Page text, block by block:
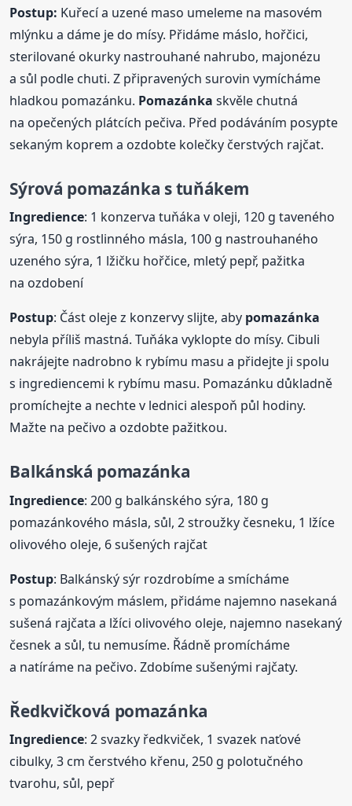
Postup: Kuřecí a uzené maso umeleme na masovém
mlýnku a dáme je do mísy. Přidáme máslo, hořčici,
sterilované okurky nastrouhané nahrubo, majonézu
a sůl podle chuti. Z připravených surovin vymícháme
hladkou pomazánku. Pomazánka skvěle chutná
na opečených plátcích pečiva. Před podáváním posypte
sekaným koprem a ozdobte kolečky čerstvých rajčat.
Sýrová pomazánka s tuňákem
Ingredience: 1 konzerva tuňáka v oleji, 120 g taveného
sýra, 150 g rostlinného másla, 100 g nastrouhaného
uzeného sýra, 1 lžičku hořčice, mletý pepř, pažitka
na ozdobení
Postup: Část oleje z konzervy slijte, aby pomazánka
nebyla příliš mastná. Tuňáka vyklopte do mísy. Cibuli
nakrájejte nadrobno k rybímu masu a přidejte ji spolu
s ingrediencemi k rybímu masu. Pomazánku důkladně
promíchejte a nechte v lednici alespoň půl hodiny.
Mažte na pečivo a ozdobte pažitkou.
Balkánská pomazánka
Ingredience: 200 g balkánského sýra, 180 g
pomazánkového másla, sůl, 2 stroužky česneku, 1 lžíce
olivového oleje, 6 sušených rajčat
Postup: Balkánský sýr rozdrobíme a smícháme
s pomazánkovým máslem, přidáme najemno nasekaná
sušená rajčata a lžíci olivového oleje, najemno nasekaný
česnek a sůl, tu nemusíme. Řádně promícháme
a natíráme na pečivo. Zdobíme sušenými rajčaty.
Ředkvičková pomazánka
Ingredience: 2 svazky ředkviček, 1 svazek naťové
cibulky, 3 cm čerstvého křenu, 250 g polotučného
tvarohu, sůl, pepř